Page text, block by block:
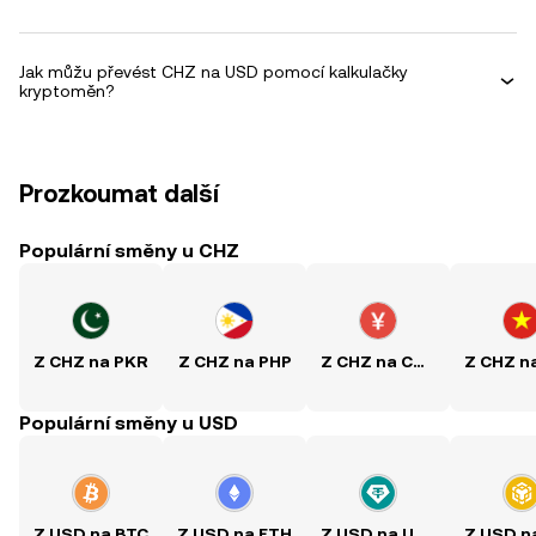
Jak můžu převést CHZ na USD pomocí kalkulačky
kryptoměn?
Prozkoumat další
Populární směny u CHZ
Z CHZ na PKR Z CHZ na PHP Z CHZ na CNY
Populární směny u USD